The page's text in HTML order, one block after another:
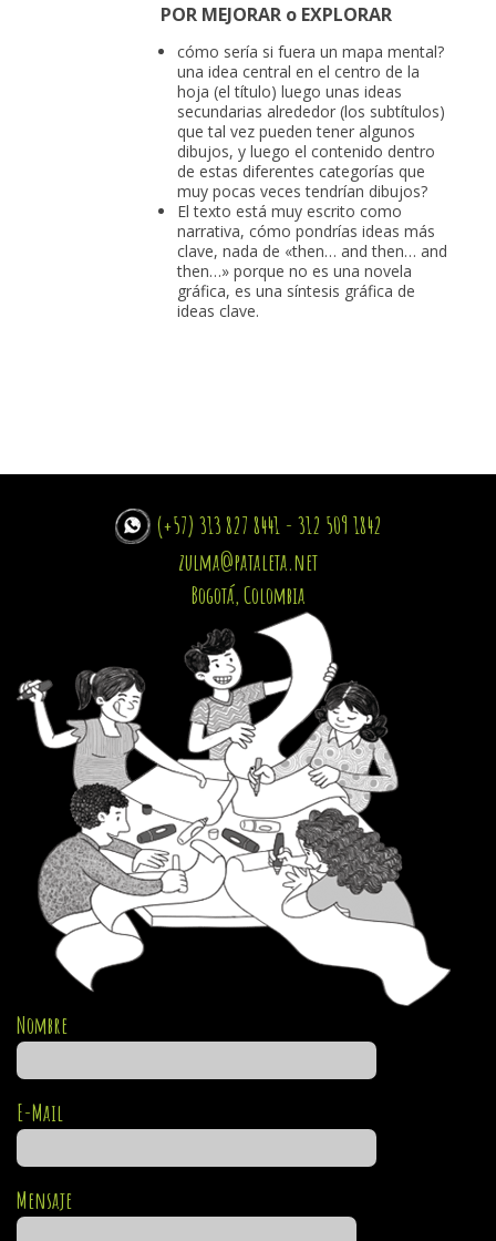
POR MEJORAR o EXPLORAR
cómo sería si fuera un mapa mental?
una idea central en el centro de la
hoja (el título) luego unas ideas
secundarias alrededor (los subtítulos)
que tal vez pueden tener algunos
dibujos, y luego el contenido dentro
de estas diferentes categorías que
muy pocas veces tendrían dibujos?
El texto está muy escrito como
narrativa, cómo pondrías ideas más
clave, nada de «then… and then… and
then…» porque no es una novela
gráfica, es una síntesis gráfica de
ideas clave.
(+57) 313 827 8441 - 312 509 1842
zulma@pataleta.net
Bogotá, Colombia
Nombre
E-Mail
Mensaje